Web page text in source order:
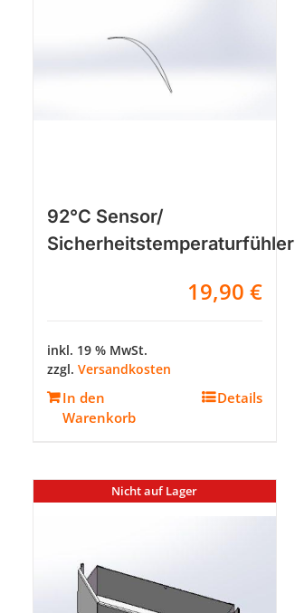
92°C Sensor/
Sicherheitstemperaturfühler
19,90 €
inkl. 19 % MwSt.
zzgl. Versandkosten
In den
Warenkorb
Details
Nicht auf Lager